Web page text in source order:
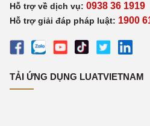
Hỗ trợ về dịch vụ: 0938 36 1919
Hỗ trợ giải đáp pháp luật: 1900
TẢI ỨNG DỤNG LUATVIETNAM